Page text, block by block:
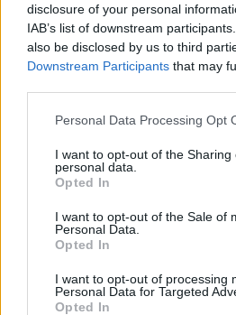
disclosure of your personal
IAB’s list of downstream
also be disclosed by us to third
Downstream Participants that may
Please note that this website/app
not limited to your visit or usage
grant or deny consent to Google
use your data for below specified
consent section.
Personal Data Processing Opt
I want to opt-out of the Sharing
personal data.
Opted In
I want to opt-out of the Sale of
Personal Data.
Opted In
I want to opt-out of processing
Personal Data for Targeted
Opted In
A "Jókai"
Klasszikus az
nosztalgiahajó
Szólj hozzá!
A hozzászóláshoz be kell